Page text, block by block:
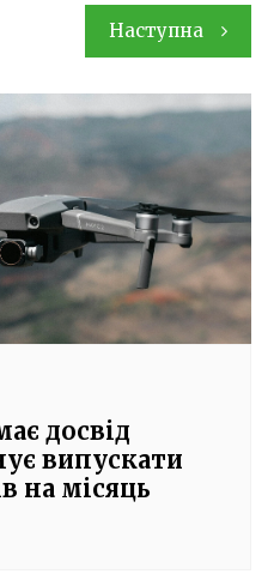
Наступна
досвід
випускати
на місяць